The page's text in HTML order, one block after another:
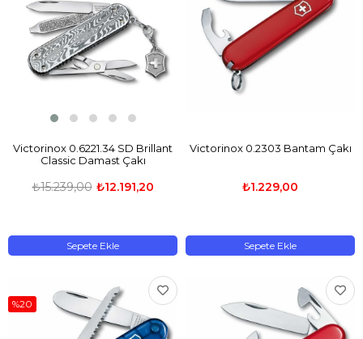
Victorinox 0.6221.34 SD Brillant
Classic Damast Çakı
₺12.191,20
₺15.239,00
Sepete Ekle
Victorinox 0.2303 Bantam Çakı
₺1.229,00
Sepete Ekle
%20